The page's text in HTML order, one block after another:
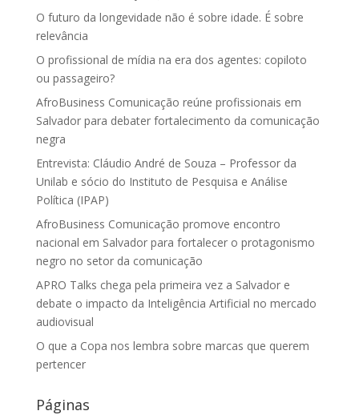
O futuro da longevidade não é sobre idade. É sobre
relevância
O profissional de mídia na era dos agentes: copiloto
ou passageiro?
AfroBusiness Comunicação reúne profissionais em
Salvador para debater fortalecimento da comunicação
negra
Entrevista: Cláudio André de Souza – Professor da
Unilab e sócio do Instituto de Pesquisa e Análise
Política (IPAP)
AfroBusiness Comunicação promove encontro
nacional em Salvador para fortalecer o protagonismo
negro no setor da comunicação
APRO Talks chega pela primeira vez a Salvador e
debate o impacto da Inteligência Artificial no mercado
audiovisual
O que a Copa nos lembra sobre marcas que querem
pertencer
Páginas